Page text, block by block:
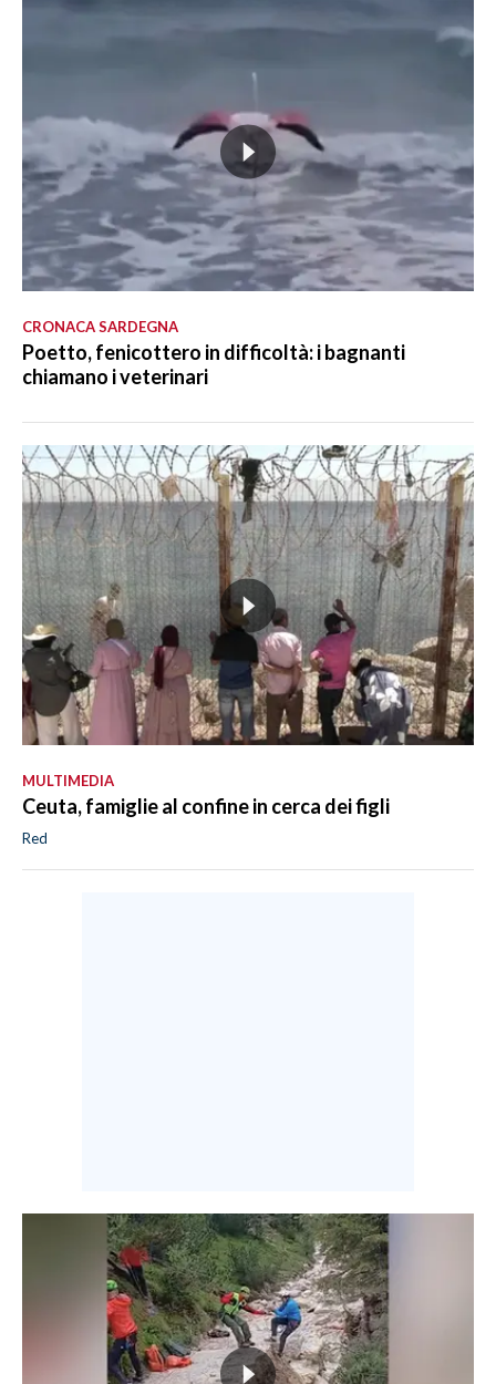
CRONACA SARDEGNA
Poetto, fenicottero in difficoltà: i bagnanti
chiamano i veterinari
MULTIMEDIA
Ceuta, famiglie al confine in cerca dei figli
Red